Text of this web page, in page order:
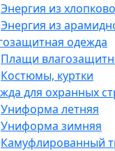
Энергия из
Энергия из
одежда
Плащи
Костюмы, куртки
для охранных
Униформа летняя
Униформа зимняя
Камуфлированный